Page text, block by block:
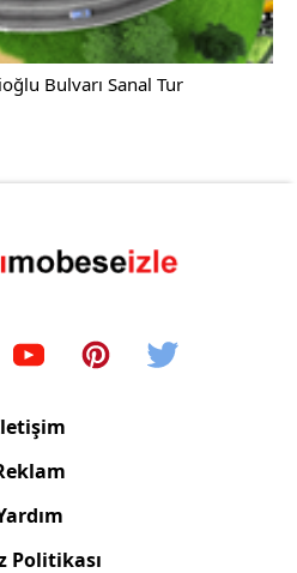
Bulvarı Sanal Tur
Politikası